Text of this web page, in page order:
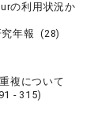
の利用状況か
究年報 (28)
複について
- 315)